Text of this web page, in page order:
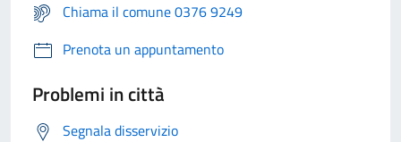
Chiama il comune 0376 9249
Prenota un appuntamento
Problemi in città
Segnala disservizio